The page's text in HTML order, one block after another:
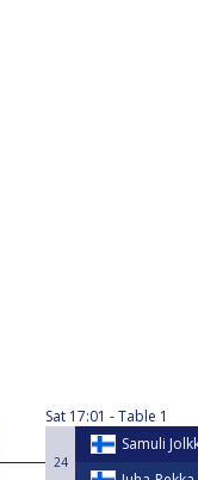
Sat 17:01 Table 1
24
Samuli